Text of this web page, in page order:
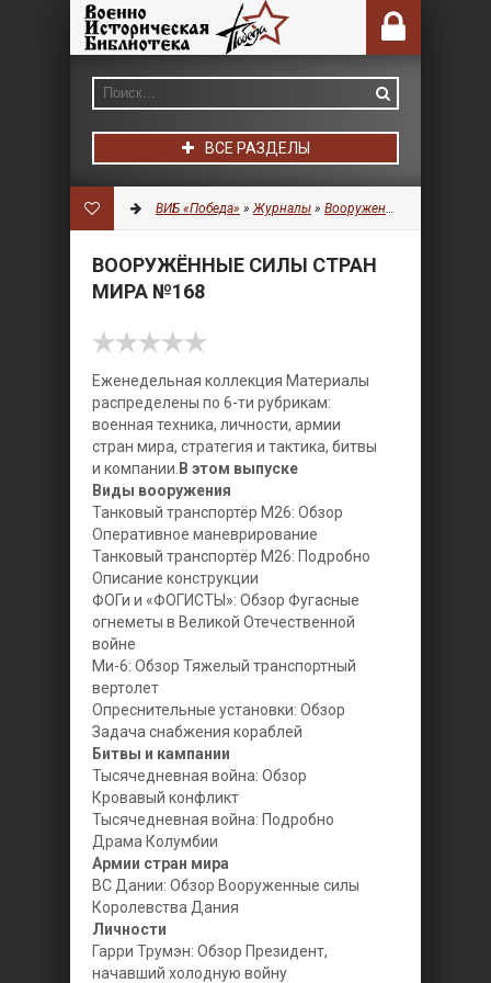
ВСЕ РАЗДЕЛЫ
ВИБ «Победа» »Журналы » Вооруженные силы стран мира
ВООРУЖЁННЫЕ СИЛЫ СТРАН
МИРА №168
Еженедельная коллекция Материалы
распределены по 6-ти рубрикам:
военная техника, личности, армии
стран мира, стратегия и тактика, битвы
и компании. В этом выпуске
Виды вооружения
Танковый транспортёр М26: Обзор
Оперативное маневрирование
Танковый транспортёр М26: Подробно
Описание конструкции
ФОГи и «ФОГИСТЫ»: Обзор Фугасные
огнеметы в Великой Отечественной
войне
Ми-6: Обзор Тяжелый транспортный
вертолет
Опреснительные установки: Обзор
Задача снабжения кораблей
Битвы и кампании
Тысячедневная война: Обзор
Кровавый конфликт
Тысячедневная война: Подробно
Драма Колумбии
Армии стран мира
ВС Дании: Обзор Вооруженные силы
Королевства Дания
Личности
Гарри Трумэн: Обзор Президент,
начавший холодную войну